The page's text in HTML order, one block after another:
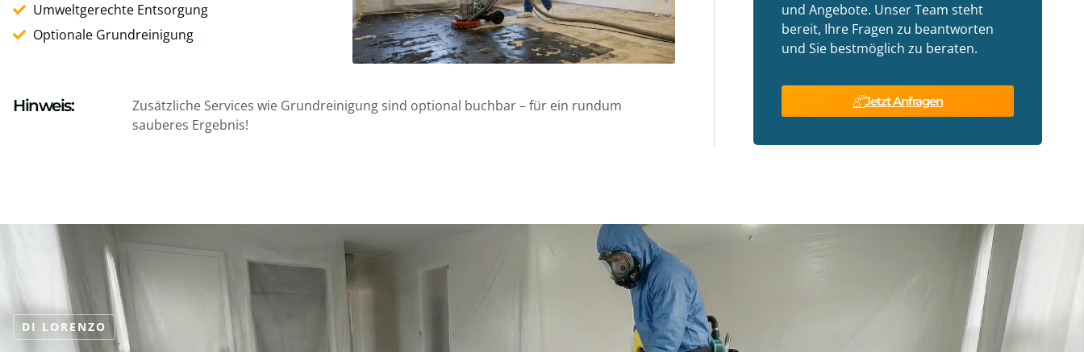
Umweltgerechte Entsorgung
Optionale Grundreinigung
Hinweis:
Zusätzliche Services wie Grundreinigung sind optional buchbar – für ein rundum
sauberes Ergebnis!
und Angebote. Unser Team steht
bereit, Ihre Fragen zu beantworten
und Sie bestmöglich zu beraten.
Jetzt Anfragen
DI LORENZO